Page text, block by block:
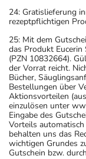
24: Gratislieferung
rezeptpflichtigen
25: Mit dem
das Produkt
(PZN 10832664).
der Vorrat reicht.
Bücher,
Bestellungen über
Aktionsvorteilen
einzulösen unter
Eingabe des
Vorteils
behalten uns das
wichtigen Grundes
Gutschein bzw.